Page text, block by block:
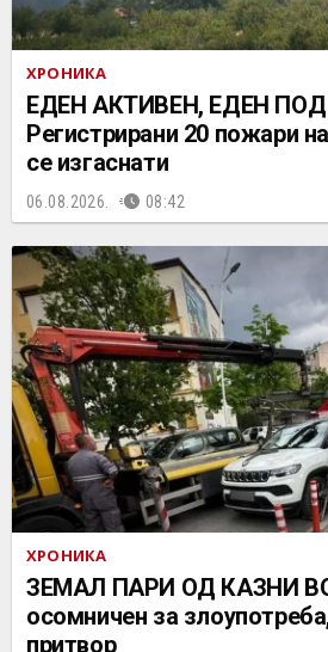
ХРОНИКА
ЕДЕН АКТИВЕН, ЕДЕН
Регистрирани 20 пожари
се изгаснати
06.08.2026. 08:42
ХРОНИКА
ЗЕМАЛ ПАРИ ОД КАЗНИ
осомничен за
притвор